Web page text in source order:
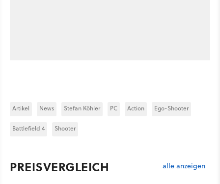
Artikel News Stefan Köhler PC Action Ego-Shooter
Battlefield 4 Shooter
PREISVERGLEICH alle anzeigen